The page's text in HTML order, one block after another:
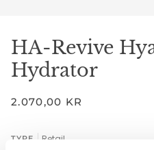
HA-Revive
Hydrator
2.070,00 KR
TYPE Retail